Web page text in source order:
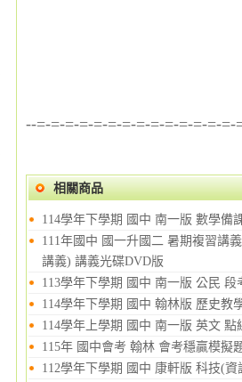
--=-=-=-=-=-=-=-=-=-=-=-=-=-
相關商品
114學年下學期 國中 南一版 數學備
111年國中 國一升國二 暑期複習講
講義) 講義光碟DVD版
113學年下學期 國中 南一版 公民
114學年下學期 國中 翰林版 歷史教
114學年上學期 國中 南一版 英文
115年 國中會考 翰林 會考穩贏模擬
112學年下學期 國中 康軒版 科技(